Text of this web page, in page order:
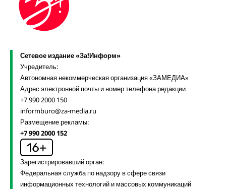
Сетевое издание «За!Информ»
Учредитель:
Автономная некоммерческая организация «ЗАМЕДИА»
Адрес электронной почты и номер телефона редакции
+7 990 2000 150
informburo@za-media.ru
Размещение рекламы:
+7 990 2000 152
Зарегистрировавший орган:
Федеральная служба по надзору в сфере связи
информационных технологий и массовых коммуникаций